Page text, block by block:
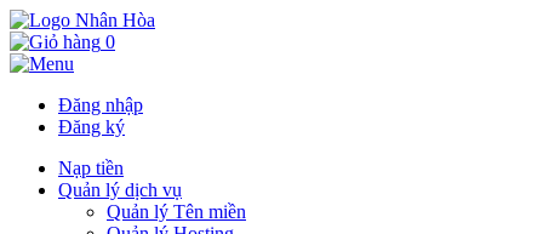
0
Đăng nhập
Đăng ký
Nạp tiền
Quản lý dịch vụ
Quản lý Tên miền